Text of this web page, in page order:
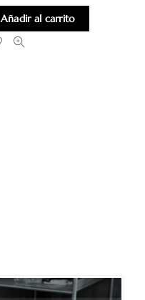
Añadir al carrito